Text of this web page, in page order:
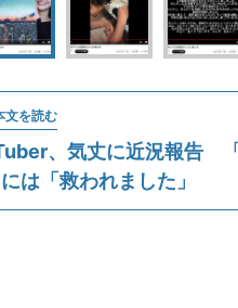
文を読む
、気丈に近況報告
は「救われました」